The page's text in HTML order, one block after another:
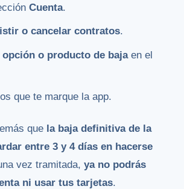
Cuenta.
o cancelar contratos.
opción o producto de bajaen el
que te marque la app.
que la baja definitiva de la
entre 3 y 4 días en hacerse
vez tramitada, ya no podrás
ni usar tus tarjetas.